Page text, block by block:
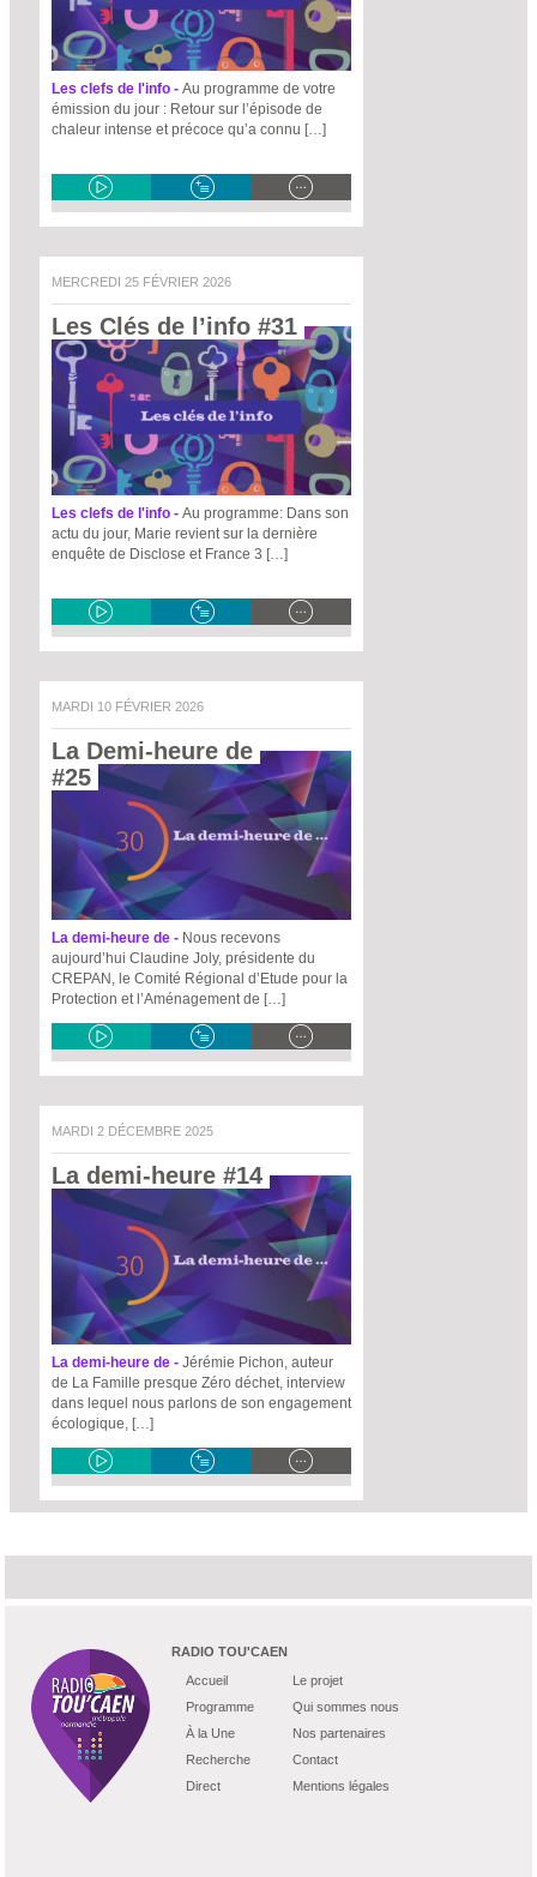
Les clefs de l'info - Au programme de votre
émission du jour : Retour sur l’épisode de
chaleur intense et précoce qu’a connu […]
MERCREDI 25 FÉVRIER 2026
Les Clés de l’info #31
Les clefs de l'info - Au programme: Dans son
actu du jour, Marie revient sur la dernière
enquête de Disclose et France 3 […]
MARDI 10 FÉVRIER 2026
La Demi-heure de
#25
La demi-heure de - Nous recevons
aujourd’hui Claudine Joly, présidente du
CREPAN, le Comité Régional d’Etude pour la
Protection et l’Aménagement de […]
MARDI 2 DÉCEMBRE 2025
La demi-heure #14
La demi-heure de - Jérémie Pichon, auteur
de La Famille presque Zéro déchet, interview
dans lequel nous parlons de son engagement
écologique, […]
RADIO TOU'CAEN
Accueil
Programme
À la Une
Recherche
Direct
Le projet
Qui sommes nous
Nos partenaires
Contact
Mentions légales